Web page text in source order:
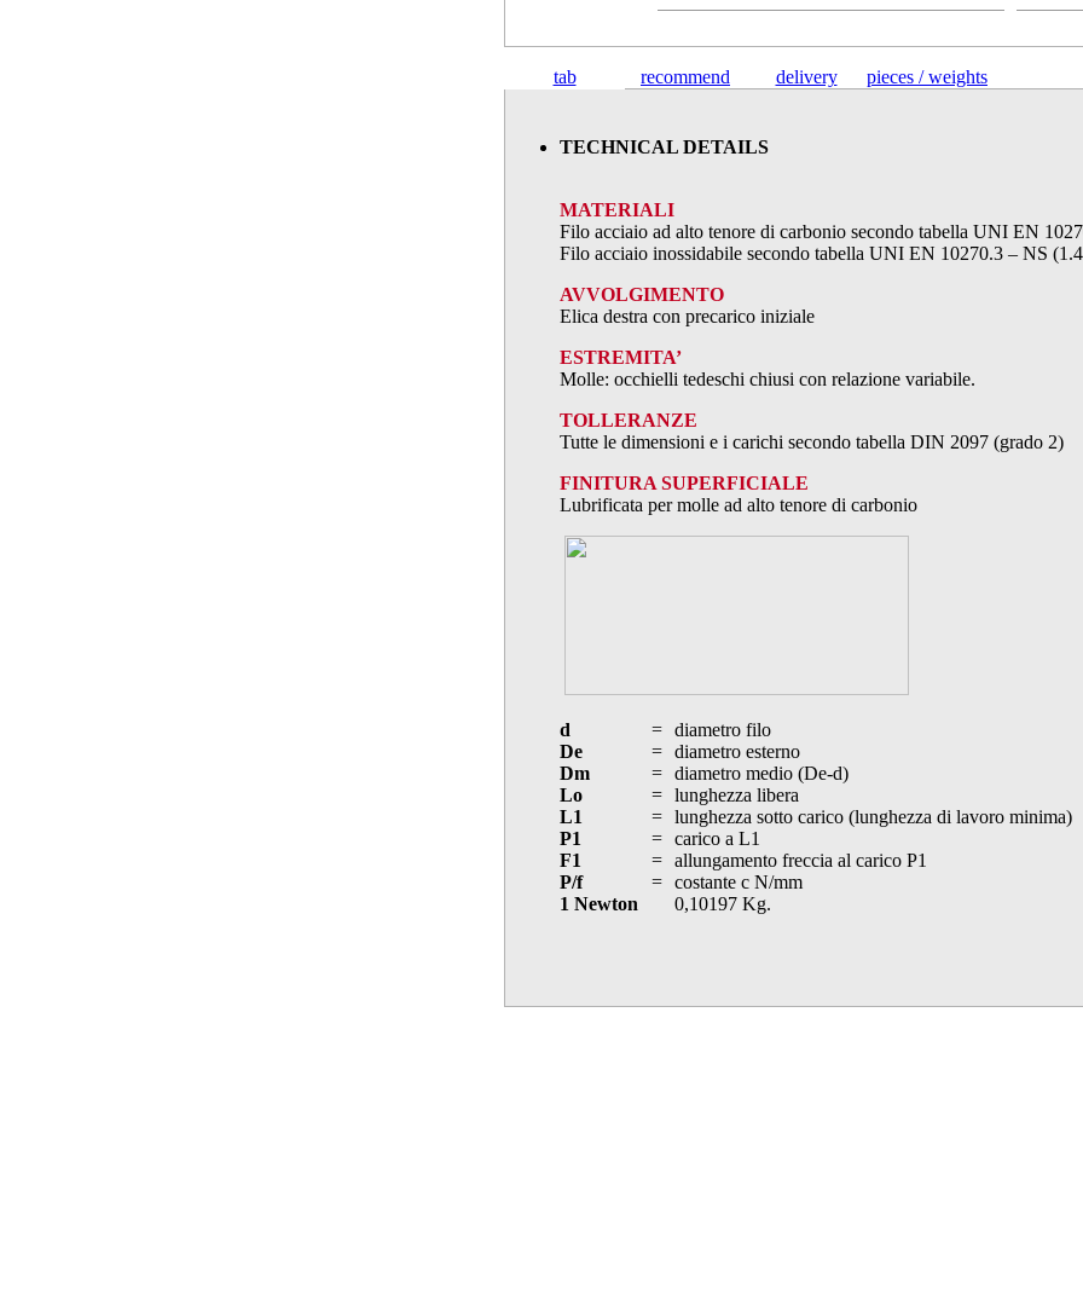
tab recommend delivery pieces / weights
TECHNICAL DETAILS
MATERIALI
Filo acciaio ad alto tenore di carbonio secondo tabella UNI EN
Filo acciaio inossidabile secondo tabella UNI EN 10270.3 – NS
AVVOLGIMENTO
Elica destra con precarico iniziale
ESTREMITA’
Molle: occhielli tedeschi chiusi con relazione variabile.
TOLLERANZE
Tutte le dimensioni e i carichi secondo tabella DIN 2097 (grado 2)
FINITURA SUPERFICIALE
Lubrificata per molle ad alto tenore di carbonio
d =
diametro filo
De
=
diametro esterno
Dm
=
diametro medio (De-d)
Lo
=
lunghezza libera
L1
=
lunghezza sotto carico (lunghezza di lavoro minima)
P1
=
carico a L1
F1
=
allungamento freccia al carico P1
P/f
=
costante c N/mm
1 Newton
0,10197 Kg.